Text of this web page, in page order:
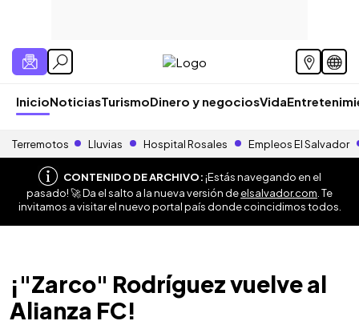
InicioNoticiasTurismoDinero y negociosVida
Terremotos Lluvias Hospital Rosales Empleos El Salvador
CONTENIDO DE ARCHIVO:¡Estás navegando en el
pasado! 🚀 Da el salto a la nueva versión deelsalvador.com . Te
invitamos a visitar el nuevo portal país donde coincidimos todos.
¡"Zarco" Rodríguez vuelve al
Alianza FC!